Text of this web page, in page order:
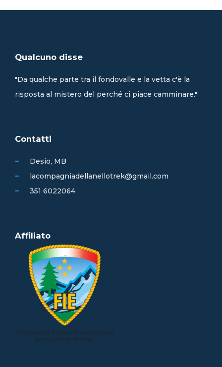
Qualcuno disse
"Da qualche parte tra il fondovalle e la vetta c'è la
risposta al mistero del perché ci piace camminare."
Contatti
Desio, MB
lacompagniadellanellotrek@gmail.com
351 6022064
Affiliato